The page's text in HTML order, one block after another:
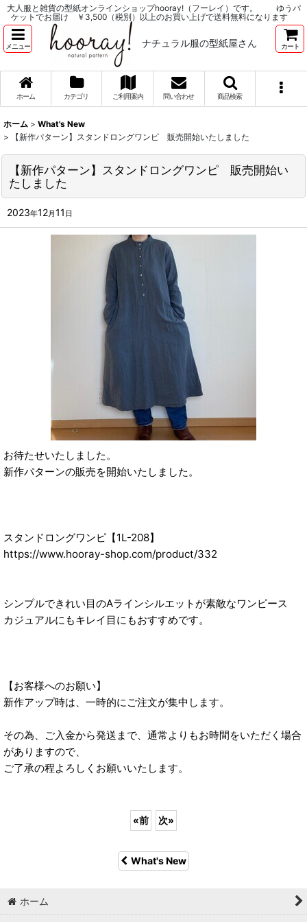
大人服と雑貨の型紙オンラインショップhooray!（フーレイ）です。 ゆうパ
ケットでお届け ￥3,500（税別）以上のお買い上げで送料無料になります
メニュー ナチュラル服の型紙屋さん カート
ホーム カテゴリ ご利用案内 問い合わせ 商品検索
ホーム > What's New
>
【新作パターン】スタンドロングワンピ 販売開始いたしました
【新作パターン】スタンドロングワンピ 販売開始い
たしました
2023年12月11 日
お待たせいたしました。
新作パターンの販売を開始いたしました。
スタンドロングワンピ【1L-208】
https://www.hooray-shop.com/product/332
シンプルできれい目のAラインシルエットが素敵なワンピース
カジュアルにもキレイ目にもおすすめです。
【お客様へのお願い】
新作アップ時は、一時的にご注文が集中します。
その為、ご入金から発送まで、通常よりもお時間をいただく場合
がありますので、
ご了承の程よろしくお願いいたします。
«前 次»
What's New
ホーム